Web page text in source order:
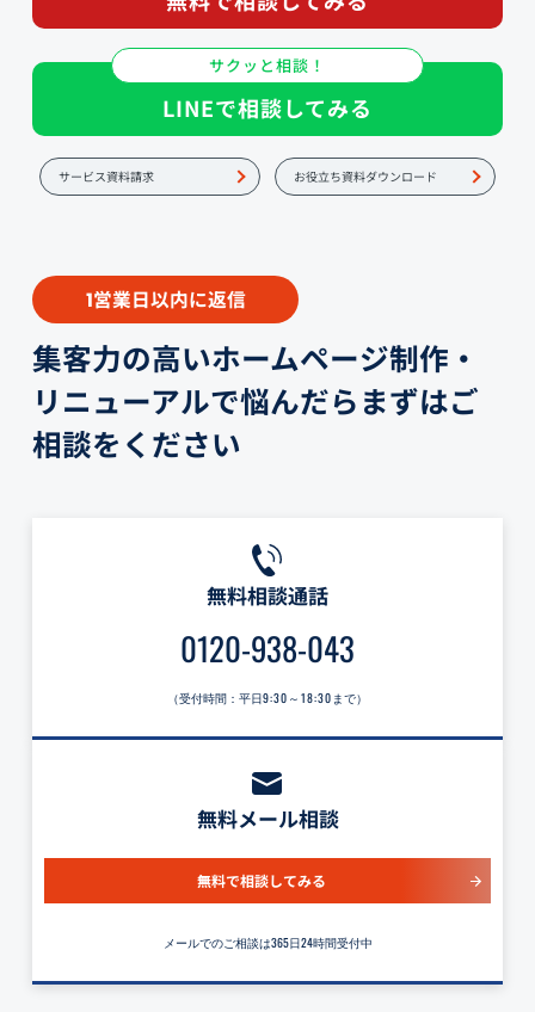
サクッと相談！
LINEで相談してみる
サービス資料請求 お役立ち資料ダウンロード
1営業日以内に返信
集客力の高いホームページ制作・
リニューアルで悩んだらまずはご
相談をください
無料相談通話
0120-938-043
（受付時間：平日9:30～18:30 まで）
無料メール相談
無料で相談してみる
メールでのご相談は365日24時間受付中